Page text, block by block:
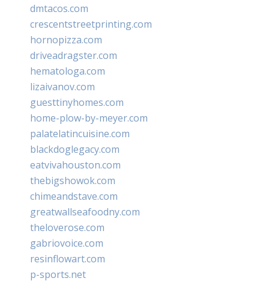
dmtacos.com
crescentstreetprinting.com
hornopizza.com
driveadragster.com
hematologa.com
lizaivanov.com
guesttinyhomes.com
home-plow-by-meyer.com
palatelatincuisine.com
blackdoglegacy.com
eatvivahouston.com
thebigshowok.com
chimeandstave.com
greatwallseafoodny.com
theloverose.com
gabriovoice.com
resinflowart.com
p-sports.net